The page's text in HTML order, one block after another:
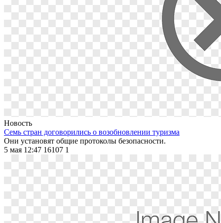
Новость
Семь стран договорились о возобновлении туризма
Они установят общие протоколы безопасности.
5 мая 12:47 16107 1